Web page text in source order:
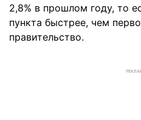
2,8% в прошлом году, то
пункта быстрее, чем
правительство.